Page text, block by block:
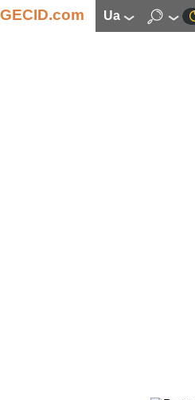
GECID.com ua
Смартфони